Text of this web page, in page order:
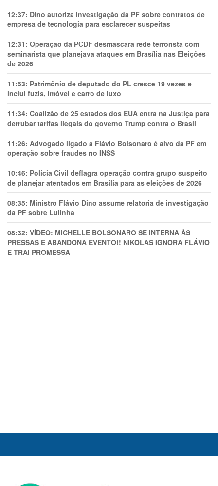
12:37: Dino autoriza investigação da PF sobre contratos de
empresa de tecnologia para esclarecer suspeitas
12:31: Operação da PCDF desmascara rede terrorista com
seminarista que planejava ataques em Brasília nas Eleições
de 2026
11:53: Patrimônio de deputado do PL cresce 19 vezes e
inclui fuzis, imóvel e carro de luxo
11:34: Coalizão de 25 estados dos EUA entra na Justiça para
derrubar tarifas ilegais do governo Trump contra o Brasil
11:26: Advogado ligado a Flávio Bolsonaro é alvo da PF em
operação sobre fraudes no INSS
10:46: Polícia Civil deflagra operação contra grupo suspeito
de planejar atentados em Brasília para as eleições de 2026
08:35: Ministro Flávio Dino assume relatoria de investigação
da PF sobre Lulinha
08:32: VÍDEO: MICHELLE BOLSONARO SE INTERNA ÀS
PRESSAS E ABANDONA EVENTO!! NIKOLAS IGNORA FLÁVIO
E TRAl PROMESSA